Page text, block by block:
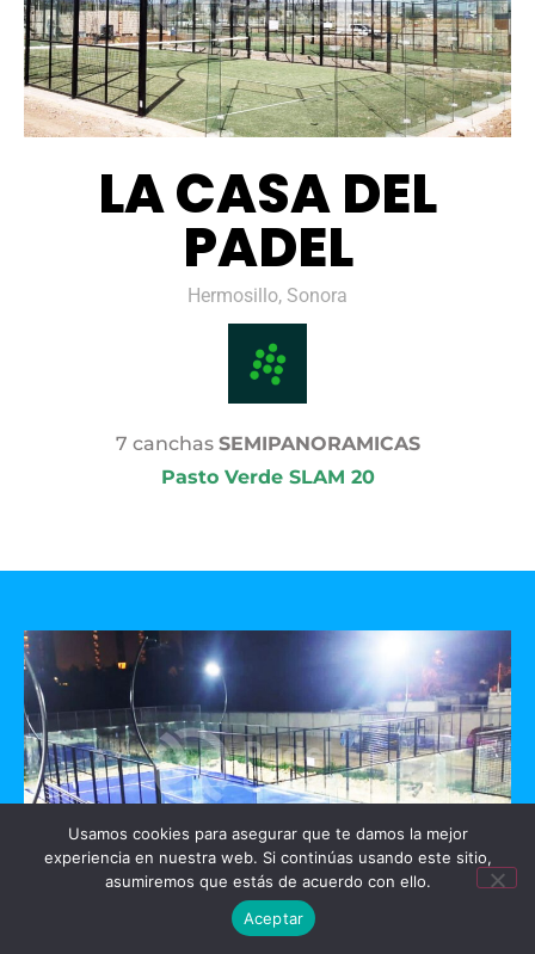
LA CASA DEL
PADEL
Hermosillo, Sonora
7 canchas SEMIPANORAMICAS
Pasto Verde SLAM 20
Usamos cookies para asegurar que te damos la mejor
experiencia en nuestra web. Si continúas usando este sitio,
asumiremos que estás de acuerdo con ello.
Aceptar